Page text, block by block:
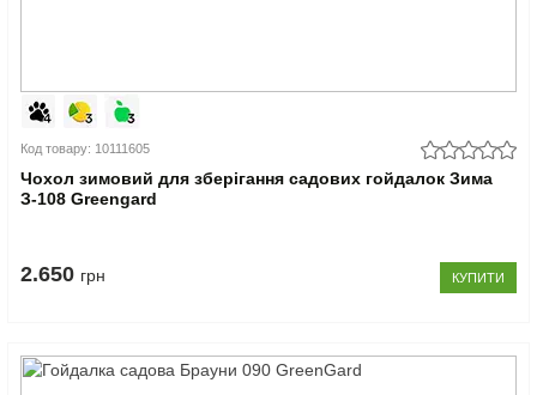
Код товару: 10111605
Чохол зимовий для зберігання садових гойдалок Зима
З-108 Greengard
2.650 грн КУПИТИ